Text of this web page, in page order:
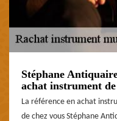
Stéphane
achat instrument
La référence en achat
de chez vous Stéphane